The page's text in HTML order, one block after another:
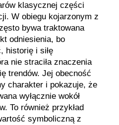
klasycznej części
W obiegu kojarzonym z
bywa traktowana
odniesienia, bo
historię i siłę
nie straciła znaczenia
trendów. Jej obecność
charakter i pokazuje, że
wyłącznie wokół
To również przykład
symboliczną z